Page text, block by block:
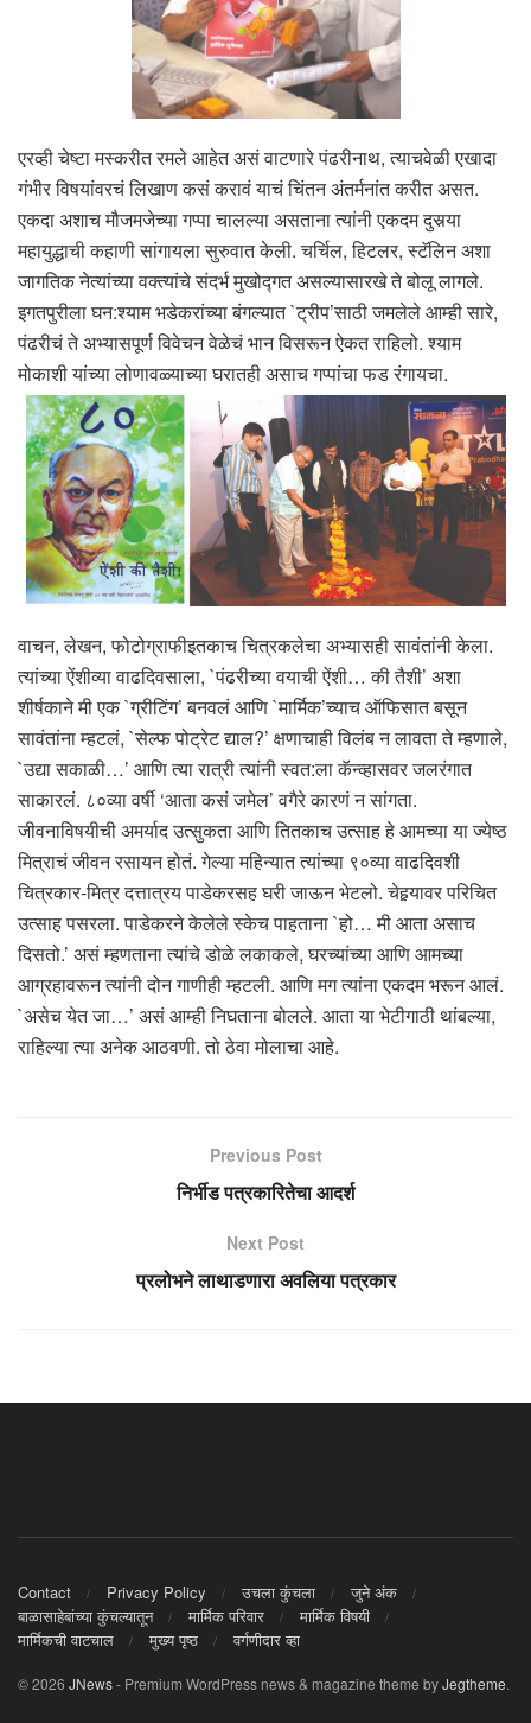
एरव्ही चेष्टा मस्करीत रमले आहेत असं वाटणारे पंढरीनाथ, त्याचवेळी एखादा
गंभीर विषयांवरचं लिखाण कसं करावं याचं चिंतन अंतर्मनांत करीत असत.
एकदा अशाच मौजमजेच्या गप्पा चालल्या असताना त्यांनी एकदम दुसर्‍या
महायुद्धाची कहाणी सांगायला सुरुवात केली. चर्चिल, हिटलर, स्टॅलिन अशा
जागतिक नेत्यांच्या वक्त्यांचे संदर्भ मुखोद्गत असल्यासारखे ते बोलू लागले.
इगतपुरीला घन:श्याम भडेकरांच्या बंगल्यात `ट्रीप’साठी जमलेले आम्ही सारे,
पंढरीचं ते अभ्यासपूर्ण विवेचन वेळेचं भान विसरून ऐकत राहिलो. श्याम
मोकाशी यांच्या लोणावळ्याच्या घरातही असाच गप्पांचा फड रंगायचा.
वाचन, लेखन, फोटोग्राफीइतकाच चित्रकलेचा अभ्यासही सावंतांनी केला.
त्यांच्या ऐंशीव्या वाढदिवसाला, `पंढरीच्या वयाची ऐंशी… की तैशी’ अशा
शीर्षकाने मी एक `ग्रीटिंग’ बनवलं आणि `मार्मिक’च्याच ऑफिसात बसून
सावंतांना म्हटलं, `सेल्फ पोट्रेट द्याल?’ क्षणाचाही विलंब न लावता ते म्हणाले,
`उद्या सकाळी…’ आणि त्या रात्री त्यांनी स्वत:ला कॅन्व्हासवर जलरंगात
साकारलं. ८०व्या वर्षी ‘आता कसं जमेल’ वगैरे कारणं न सांगता.
जीवनाविषयीची अमर्याद उत्सुकता आणि तितकाच उत्साह हे आमच्या या ज्येष्ठ
मित्राचं जीवन रसायन होतं. गेल्या महिन्यात त्यांच्या ९०व्या वाढदिवशी
चित्रकार-मित्र दत्तात्रय पाडेकरसह घरी जाऊन भेटलो. चेहर्‍यावर परिचित
उत्साह पसरला. पाडेकरने केलेले स्केच पाहताना `हो… मी आता असाच
दिसतो.’ असं म्हणताना त्यांचे डोळे लकाकले, घरच्यांच्या आणि आमच्या
आग्रहावरून त्यांनी दोन गाणीही म्हटली. आणि मग त्यांना एकदम भरून आलं.
`असेच येत जा…’ असं आम्ही निघताना बोलले. आता या भेटीगाठी थांबल्या,
राहिल्या त्या अनेक आठवणी. तो ठेवा मोलाचा आहे.
Previous Post
निर्भीड पत्रकारितेचा आदर्श
Next Post
प्रलोभने लाथाडणारा अवलिया पत्रकार
Contact Privacy Policy उचला कुंचला
जुने अंक
बाळासाहेबांच्या कुंचल्यातून
मार्मिक परिवार
मार्मिक विषयी
मार्मिकची वाटचाल
मुख्य पृष्ठ वर्गणीदार व्हा
© 2026 JNews- Premium WordPress news & magazine theme byJegtheme.